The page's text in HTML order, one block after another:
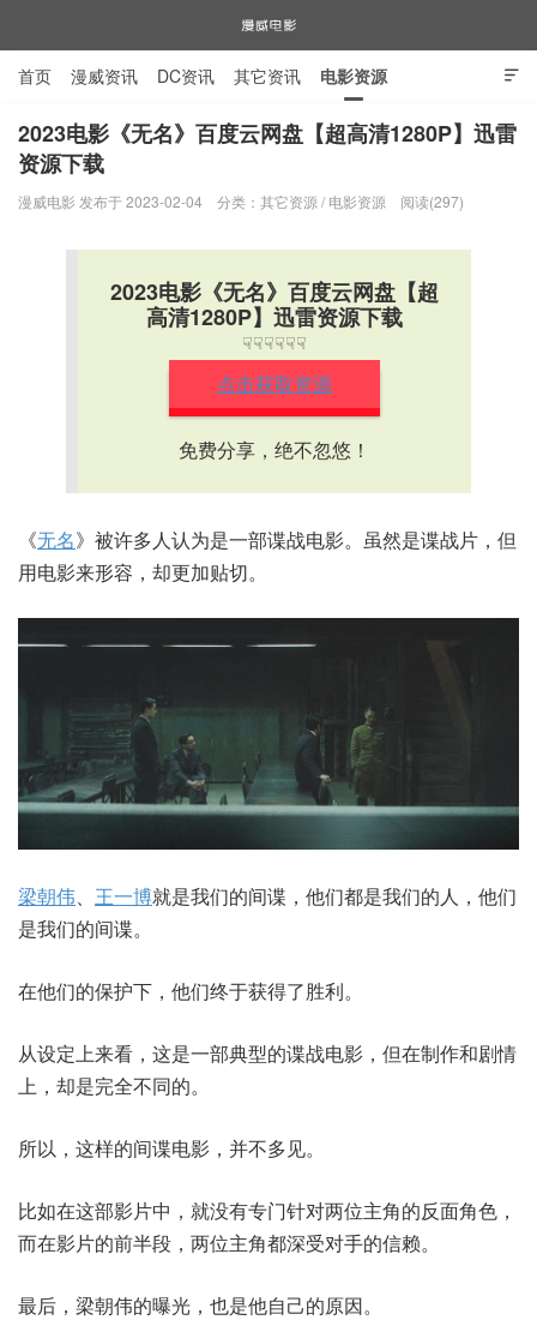
漫威电影

首页 漫威资讯 DC资讯 其它资讯 电影资源
电视剧资源 漫威图片
2023电影《无名》百度云网盘【超高清1280P】迅雷
资源下载
漫威电影 发布于 2023-02-04 分类： 其它资源 / 电影资源 阅读(297)
2023电影《无名》百度云网盘【超
高清1280P】迅雷资源下载
☟☟☟☟☟☟
点击获取资源
免费分享，绝不忽悠！
《无名》被许多人认为是一部谍战电影。虽然是谍战片，但
用电影来形容，却更加贴切。
梁朝伟、 王一博就是我们的间谍，他们都是我们的人，他们
是我们的间谍。
在他们的保护下，他们终于获得了胜利。
从设定上来看，这是一部典型的谍战电影，但在制作和剧情
上，却是完全不同的。
所以，这样的间谍电影，并不多见。
比如在这部影片中，就没有专门针对两位主角的反面角色，
而在影片的前半段，两位主角都深受对手的信赖。
最后，梁朝伟的曝光，也是他自己的原因。